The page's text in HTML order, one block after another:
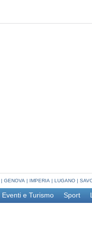
| GENOVA | IMPERIA | LUGANO |
Eventi e Turismo Sport